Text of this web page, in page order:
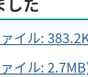
イル:
イル: